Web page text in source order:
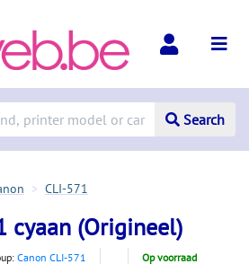
Search
CLI-571
cyaan (Origineel)
Canon CLI-571 Op voorraad